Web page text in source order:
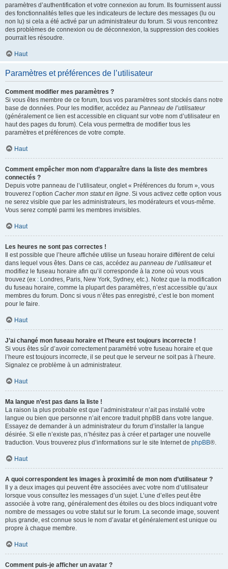
paramètres d’authentification et votre connexion au forum. Ils fournissent aussi
des fonctionnalités telles que les indicateurs de lecture des messages (lu ou
non lu) si cela a été activé par un administrateur du forum. Si vous rencontrez
des problèmes de connexion ou de déconnexion, la suppression des cookies
pourrait les résoudre.
Haut
Paramètres et préférences de l’utilisateur
Comment modifier mes paramètres ?
Si vous êtes membre de ce forum, tous vos paramètres sont stockés dans notre
base de données. Pour les modifier, accédez au Panneau de l’utilisateur
(généralement ce lien est accessible en cliquant sur votre nom d’utilisateur en
haut des pages du forum). Cela vous permettra de modifier tous les
paramètres et préférences de votre compte.
Haut
Comment empêcher mon nom d’apparaître dans la liste des membres
connectés ?
Depuis votre panneau de l’utilisateur, onglet « Préférences du forum », vous
trouverez l’option Cacher mon statut en ligne. Si vous activez cette option vous
ne serez visible que par les administrateurs, les modérateurs et vous-même.
Vous serez compté parmi les membres invisibles.
Haut
Les heures ne sont pas correctes !
Il est possible que l’heure affichée utilise un fuseau horaire différent de celui
dans lequel vous êtes. Dans ce cas, accédez au panneau de l’utilisateuret
modifiez le fuseau horaire afin qu’il corresponde à la zone où vous vous
trouvez (ex : Londres, Paris, New York, Sydney, etc.). Notez que la modification
du fuseau horaire, comme la plupart des paramètres, n’est accessible qu’aux
membres du forum. Donc si vous n’êtes pas enregistré, c’est le bon moment
pour le faire.
Haut
J’ai changé mon fuseau horaire et l’heure est toujours incorrecte !
Si vous êtes sûr d’avoir correctement paramétré votre fuseau horaire et que
l’heure est toujours incorrecte, il se peut que le serveur ne soit pas à l’heure.
Signalez ce problème à un administrateur.
Haut
Ma langue n’est pas dans la liste !
La raison la plus probable est que l’administrateur n’ait pas installé votre
langue ou bien que personne n’ait encore traduit phpBB dans votre langue.
Essayez de demander à un administrateur du forum d’installer la langue
désirée. Si elle n’existe pas, n’hésitez pas à créer et partager une nouvelle
traduction. Vous trouverez plus d’informations sur le site Internet de phpBB®.
Haut
A quoi correspondent les images à proximité de mon nom d’utilisateur ?
Il y a deux images qui peuvent être associées avec votre nom d’utilisateur
lorsque vous consultez les messages d’un sujet. L’une d’elles peut être
associée à votre rang, généralement des étoiles ou des blocs indiquant votre
nombre de messages ou votre statut sur le forum. La seconde image, souvent
plus grande, est connue sous le nom d’avatar et généralement est unique ou
propre à chaque membre.
Haut
Comment puis-je afficher un avatar ?